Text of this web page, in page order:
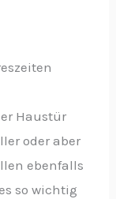
Haustür
oder aber
ebenfalls
so wichtig